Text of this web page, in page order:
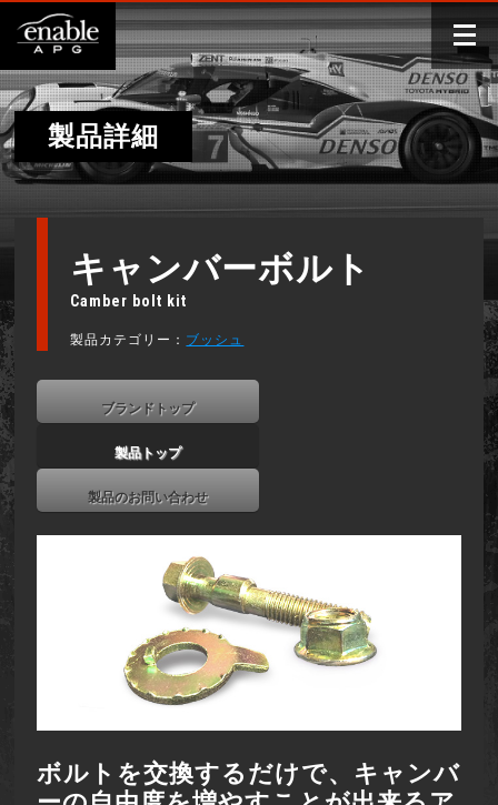
製品詳細
キャンバーボルト
Camber bolt kit
製品カテゴリー： ブッシュ
ブランドトップ
製品トップ
製品のお問い合わせ
ボルトを交換するだけで、キャンバ